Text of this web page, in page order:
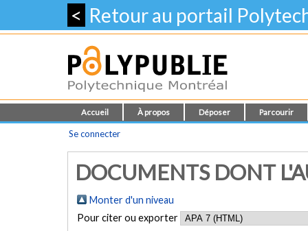
< Retour au portail
Accueil À propos Déposer Parcourir
Se connecter
DOCUMENTS DONT
Monter d'un niveau
Pour citer ou exporter